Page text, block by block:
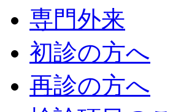
専門外来
初診の方へ
再診の方へ